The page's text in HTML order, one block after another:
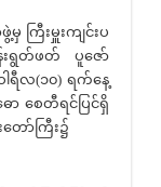
ြီးမှူးကျင်းပ
ရွတ်ဖတ် ပူဇော်
ါရီလ(၁၀) ရက်နေ့
ာ စေတီရင်ပြင်ရှိ
ော်ကြီး၌